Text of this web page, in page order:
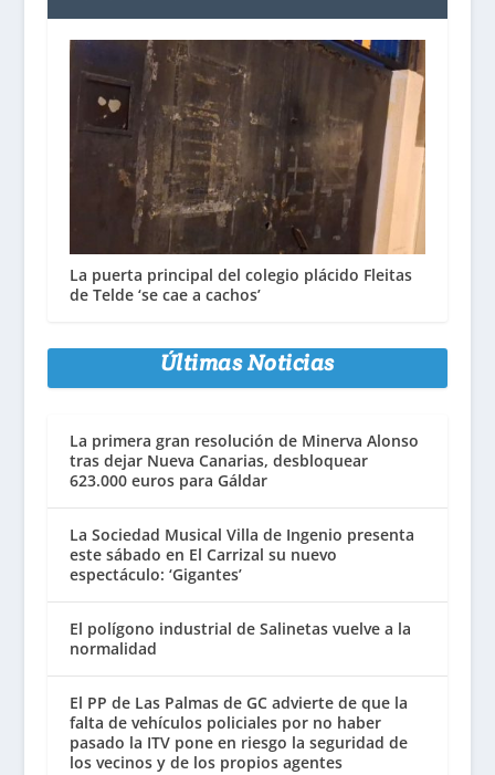
La puerta principal del colegio plácido Fleitas
de Telde ‘se cae a cachos’
Últimas Noticias
La primera gran resolución de Minerva Alonso
tras dejar Nueva Canarias, desbloquear
623.000 euros para Gáldar
La Sociedad Musical Villa de Ingenio presenta
este sábado en El Carrizal su nuevo
espectáculo: ‘Gigantes’
El polígono industrial de Salinetas vuelve a la
normalidad
El PP de Las Palmas de GC advierte de que la
falta de vehículos policiales por no haber
pasado la ITV pone en riesgo la seguridad de
los vecinos y de los propios agentes